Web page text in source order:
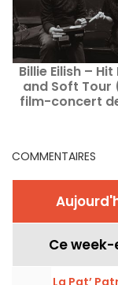
Billie Eilish –
and Soft Tour
film-concert
COMMENTAIRES
Ce
La Pat’